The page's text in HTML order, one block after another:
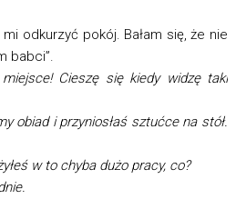
mi odkurzyć pokój. Bałam się, że nie
babci”.
miejsce! Cieszę się kiedy widzę taki
obiad i przyniosłaś sztućce na stół.
w to chyba dużo pracy, co?